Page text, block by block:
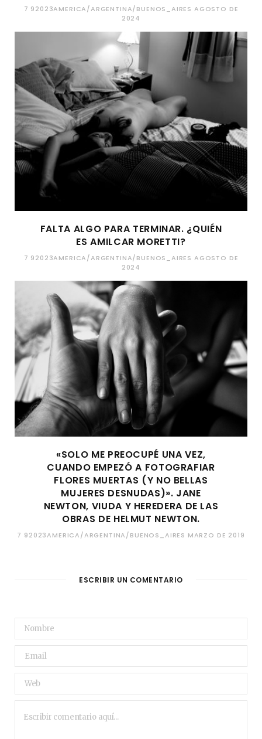
7 92023AMERICA/ARGENTINA/BUENOS_AIRES AGOSTO DE
2024
FALTA ALGO PARA TERMINAR. ¿QUIÉN
ES AMILCAR MORETTI?
7 92023AMERICA/ARGENTINA/BUENOS_AIRES AGOSTO DE
2024
«SOLO ME PREOCUPÉ UNA VEZ,
CUANDO EMPEZÓ A FOTOGRAFIAR
FLORES MUERTAS (Y NO BELLAS
MUJERES DESNUDAS)». JANE
NEWTON, VIUDA Y HEREDERA DE LAS
OBRAS DE HELMUT NEWTON.
7 92023AMERICA/ARGENTINA/BUENOS_AIRES MARZO DE 2019
ESCRIBIR UN COMENTARIO